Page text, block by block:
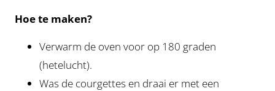
Hoe te maken?
Verwarm de oven voor op 180 graden
(hetelucht).
Was de courgettes en draai er met een